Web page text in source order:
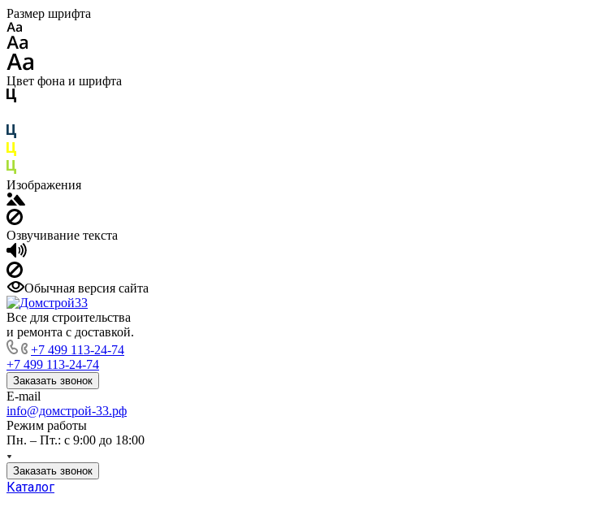
Размер шрифта
Цвет фона и шрифта
Изображения
Озвучивание текста
Обычная версия сайта
Все для строительства
и ремонта с доставкой.
+7 499 113-24-74
+7 499 113-24-74
Заказать звонок
E-mail
info@домстрой-33.рф
Режим работы
Пн. – Пт.: с 9:00 до 18:00
Заказать звонок
Каталог